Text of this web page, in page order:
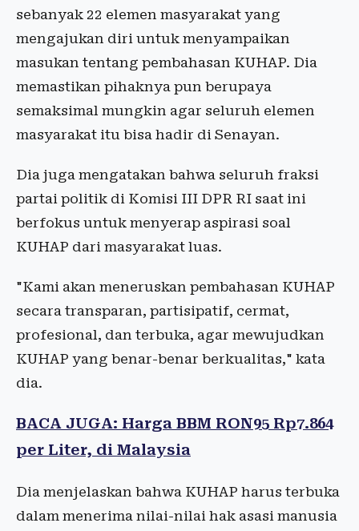
sebanyak 22 elemen masyarakat yang
mengajukan diri untuk menyampaikan
masukan tentang pembahasan KUHAP. Dia
memastikan pihaknya pun berupaya
semaksimal mungkin agar seluruh elemen
masyarakat itu bisa hadir di Senayan.
Dia juga mengatakan bahwa seluruh fraksi
partai politik di Komisi III DPR RI saat ini
berfokus untuk menyerap aspirasi soal
KUHAP dari masyarakat luas.
"Kami akan meneruskan pembahasan KUHAP
secara transparan, partisipatif, cermat,
profesional, dan terbuka, agar mewujudkan
KUHAP yang benar-benar berkualitas," kata
dia.
BACA JUGA: Harga BBM RON95 Rp7.864
per Liter, di Malaysia
Dia menjelaskan bahwa KUHAP harus terbuka
dalam menerima nilai-nilai hak asasi manusia